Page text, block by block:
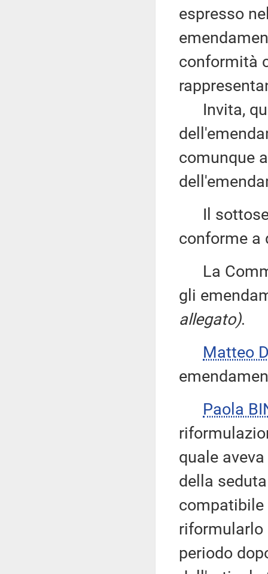
espresso
conformità
Invita,
comunque
Il
conforme a
La
gli
allegato).
Matteo
Paola
quale
della
compatibile
riformularlo
periodo